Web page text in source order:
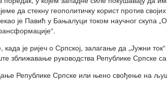
да стекну геополитичку корист против
је Павић у Бањалуци током научног скупа
је ријеч о Српској, залагање да „Јужни
зближавање руководства Републике Српске
Републике Српске или њено свођење на